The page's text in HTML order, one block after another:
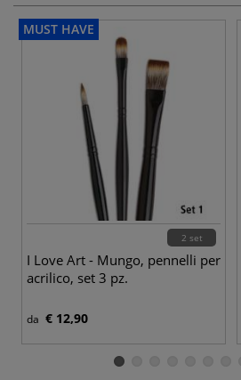
MUST HAVE
2 set
I Love Art - Mungo, pennelli per
acrilico, set 3 pz.
da € 12,90